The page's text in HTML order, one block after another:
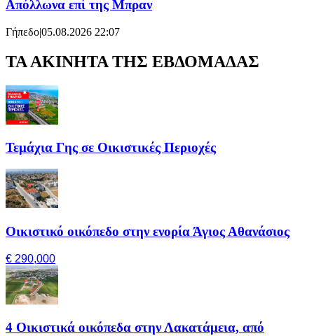
Απόλλωνα επί της Μπραν
Γήπεδο|05.08.2026 22:07
ΤΑ ΑΚΙΝΗΤΑ ΤΗΣ ΕΒΔΟΜΑΔΑΣ
Τεμάχια Γης σε Οικιστικές Περιοχές
Οικιστικό οικόπεδο στην ενορία Άγιος Αθανάσιος
€ 290,000
4 Οικιστικά οικόπεδα στην Λακατάμεια, από